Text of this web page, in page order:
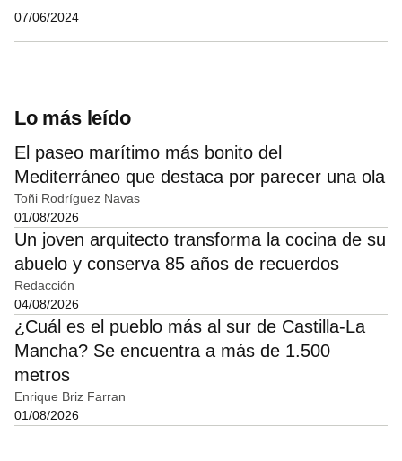
07/06/2024
Lo más leído
El paseo marítimo más bonito del
Mediterráneo que destaca por parecer una ola
Toñi Rodríguez Navas
01/08/2026
Un joven arquitecto transforma la cocina de su
abuelo y conserva 85 años de recuerdos
Redacción
04/08/2026
¿Cuál es el pueblo más al sur de Castilla-La
Mancha? Se encuentra a más de 1.500
metros
Enrique Briz Farran
01/08/2026